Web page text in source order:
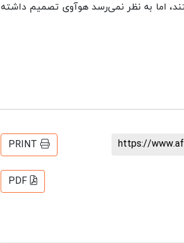
اما به نظر نمی‌رسد هوآوی تصمیم داشته
https://
PRINT
PDF